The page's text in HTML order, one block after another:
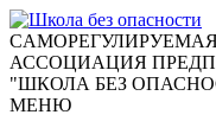
АССОЦИАЦИЯ
"ШКОЛА БЕЗ
МЕНЮ